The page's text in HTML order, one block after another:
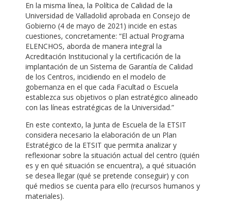
En la misma línea, la Política de Calidad de la
Universidad de Valladolid aprobada en Consejo de
Gobierno (4 de mayo de 2021) incide en estas
cuestiones, concretamente: “El actual Programa
ELENCHOS, aborda de manera integral la
Acreditación Institucional y la certificación de la
implantación de un Sistema de Garantía de Calidad
de los Centros, incidiendo en el modelo de
gobernanza en el que cada Facultad o Escuela
establezca sus objetivos o plan estratégico alineado
con las líneas estratégicas de la Universidad.”
En este contexto, la Junta de Escuela de la ETSIT
considera necesario la elaboración de un Plan
Estratégico de la ETSIT que permita analizar y
reflexionar sobre la situación actual del centro (quién
es y en qué situación se encuentra), a qué situación
se desea llegar (qué se pretende conseguir) y con
qué medios se cuenta para ello (recursos humanos y
materiales).